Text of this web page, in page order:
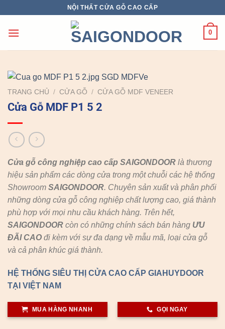
nội
NỘI THẤT CỬA GỖ CAO CẤP
0
TRANG CHỦ / CỬA GỖ / CỬA GỖ MDF VENEER
Cửa Gỗ MDF P1 5 2
Cửa gỗ công nghiệp cao cấp SAIGONDOOR là thương
hiệu sản phẩm các dòng cửa trong một chuỗi các hệ thống
Showroom SAIGONDOOR. Chuyên sản xuất và phân phối
những dòng cửa gỗ công nghiệp chất lượng cao, giá thành
phù hợp với mọi nhu cầu khách hàng. Trên hết,
SAIGONDOOR còn có những chính sách bán hàng ƯU
ĐÃI CAO đi kèm với sự đa dạng về mẫu mã, loại cửa gỗ
và cả phân khúc giá thành.
HỆ THỐNG SIÊU THỊ CỬA CAO CẤP GIAHUYDOOR
TẠI VIỆT NAM
MUA HÀNG NHANH GỌI NGAY